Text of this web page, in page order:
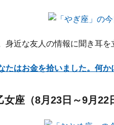
身近な友人の情報に聞き耳を
たはお金を拾いました。何か
座（8月23日～9月22